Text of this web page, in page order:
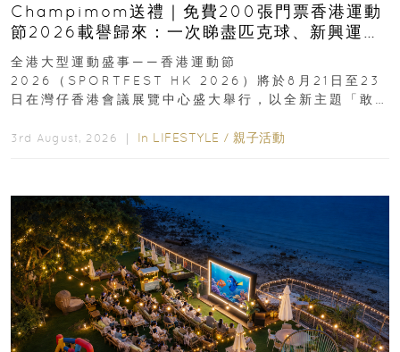
Champimom送禮｜免費200張門票香港運動
節2026載譽歸來：一次睇盡匹克球、新興運
動、街舞比賽＋逾百運動品牌展覽
全港大型運動盛事——香港運動節
2026（SPORTFEST HK 2026）將於8月21日至23
日在灣仔香港會議展覽中心盛大舉行，以全新主題「敢
3rd August, 2026 ｜ In LIFESTYLE / 親子活動